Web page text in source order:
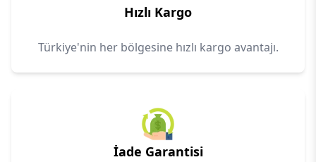
Hızlı Kargo
Türkiye'nin her bölgesine hızlı kargo avantajı.
İade Garantisi